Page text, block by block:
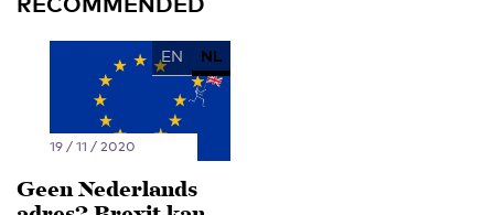
EN NL
19 / 11 / 2020
Geen Nederlands